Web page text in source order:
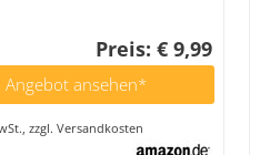
ebenholzschwarz-
Preis: € 9,99
Angebot ansehen*
zzgl. Versandkosten